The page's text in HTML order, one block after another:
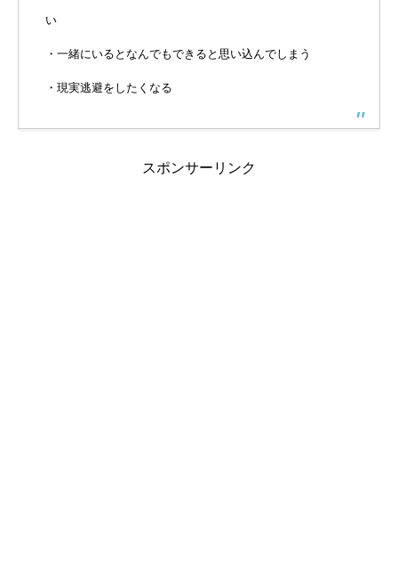
い
・一緒にいるとなんでもできると思い込んでしまう
・現実逃避をしたくなる
スポンサーリンク